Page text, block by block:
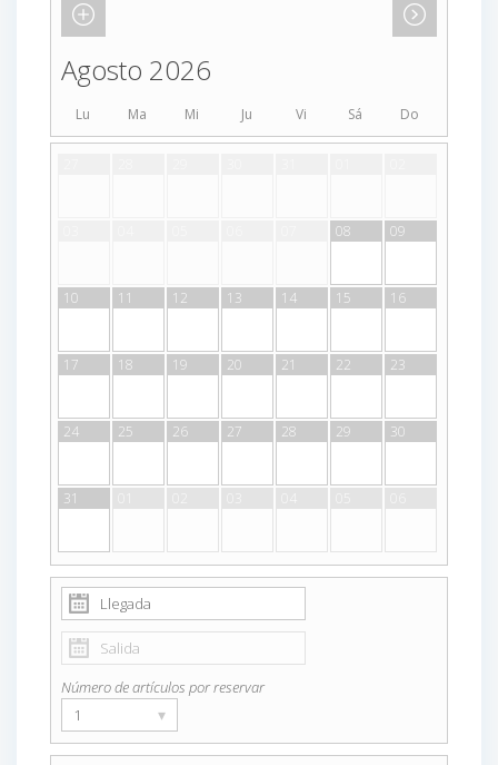
Agosto 2026
Lu Ma Mi Ju Vi Sá Do
08 09
10 11 12 13 14 15 16
17 18 19 20 21 22 23
24 25 26 27 28 29 30
31
Número de artículos por reservar
1
▾